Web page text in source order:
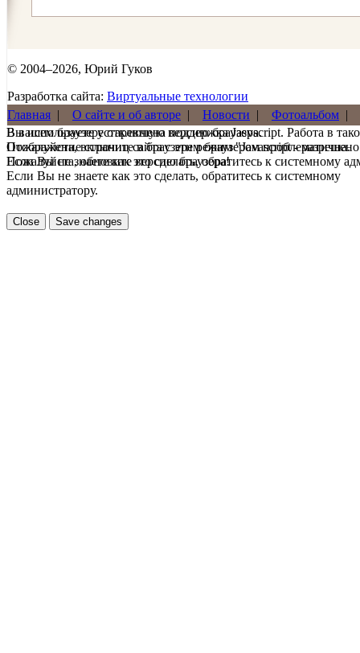
© 2004–2026, Юрий Гуков
Разработка сайта: Виртуальные технологии
Главная | О сайте и об авторе | Новости | Фотоальбом |
В вашем браузере отключена поддержка Jasvscript. Работа в
Пожалуйста, включите в браузере режим "Javascript -
Если Вы не знаете как это сделать, обратитесь к системному
Вы используете устаревшую версию браузера.
Отображение страниц сайта с этим браузером проблематична.
Пожалуйста, обновите версию браузера!
Если Вы не знаете как это сделать, обратитесь к системному
администратору.
Close Save changes